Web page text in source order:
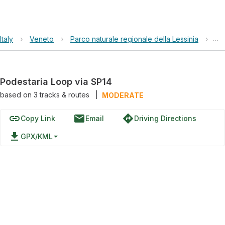
Italy › Veneto › Parco naturale regionale della Lessinia ›
Podestaria Loop via SP14
based on 3tracks & routes MODERATE
linkCopy Link emailEmail directionsDriving Directions
file_download GPX/KML